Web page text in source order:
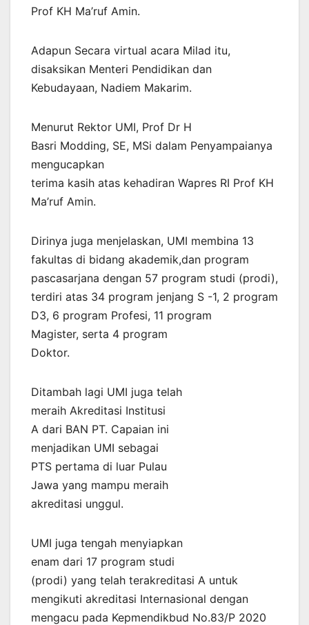
Prof KH Ma’ruf Amin.
Adapun Secara virtual acara Milad itu,
disaksikan Menteri Pendidikan dan
Kebudayaan, Nadiem Makarim.
Menurut Rektor UMI, Prof Dr H
Basri Modding, SE, MSi dalam Penyampaianya
mengucapkan
terima kasih atas kehadiran Wapres RI Prof KH
Ma’ruf Amin.
Dirinya juga menjelaskan, UMI membina 13
fakultas di bidang akademik,dan program
pascasarjana dengan 57 program studi (prodi),
terdiri atas 34 program jenjang S -1, 2 program
D3, 6 program Profesi, 11 program
Magister, serta 4 program
Doktor.
Ditambah lagi UMI juga telah
meraih Akreditasi Institusi
A dari BAN PT. Capaian ini
menjadikan UMI sebagai
PTS pertama di luar Pulau
Jawa yang mampu meraih
akreditasi unggul.
UMI juga tengah menyiapkan
enam dari 17 program studi
(prodi) yang telah terakreditasi A untuk
mengikuti akreditasi Internasional dengan
mengacu pada Kepmendikbud No.83/P 2020